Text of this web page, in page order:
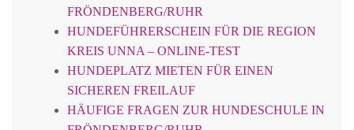
FRÖNDENBERG/RUHR
HUNDEFÜHRERSCHEIN FÜR DIE REGION
KREIS UNNA – ONLINE-TEST
HUNDEPLATZ MIETEN FÜR EINEN
SICHEREN FREILAUF
HÄUFIGE FRAGEN ZUR HUNDESCHULE IN